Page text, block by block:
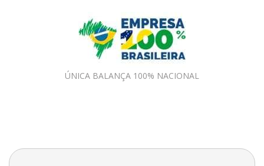
ÚNICA BALANÇA 100% NACIONAL